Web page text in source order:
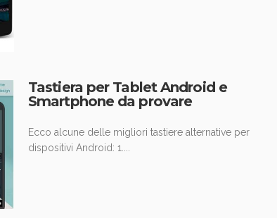
Tastiera per Tablet Android e
Smartphone da provare
Ecco alcune delle migliori tastiere alternative per
dispositivi Android: 1....